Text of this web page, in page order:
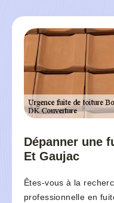
Dépanner une
Et Gaujac
Êtes-vous à la
professionnelle en